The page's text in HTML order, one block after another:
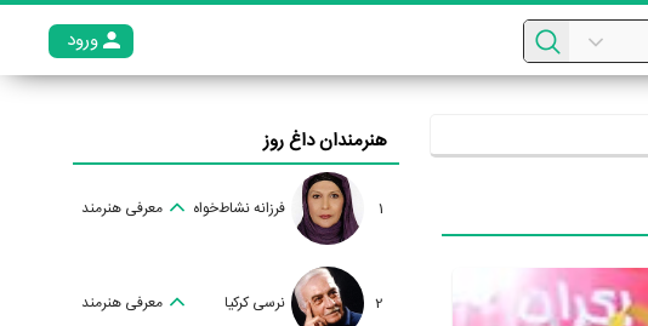
ورود
هنرمندان داغ روز
1 فرزانه نشاط‌خواه معرفی هنرمند
2 نرسی کرکیا معرفی هنرمند